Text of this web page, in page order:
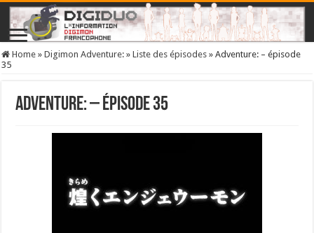
Home » Digimon Adventure: » Liste des épisodes » Adventure: – épisode
35
Adventure: – épisode 35